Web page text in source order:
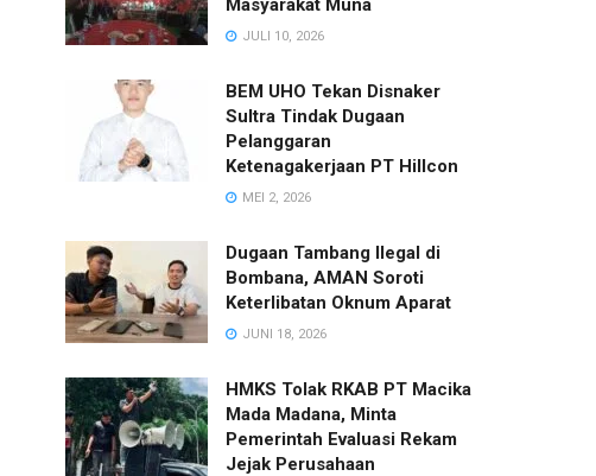
Masyarakat Muna
JULI 10, 2026
BEM UHO Tekan Disnaker
Sultra Tindak Dugaan
Pelanggaran
Ketenagakerjaan PT Hillcon
MEI 2, 2026
Dugaan Tambang Ilegal di
Bombana, AMAN Soroti
Keterlibatan Oknum Aparat
JUNI 18, 2026
HMKS Tolak RKAB PT Macika
Mada Madana, Minta
Pemerintah Evaluasi Rekam
Jejak Perusahaan